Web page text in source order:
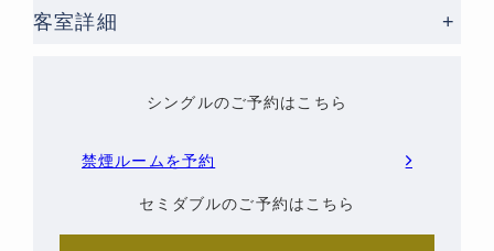
客室詳細 +
シングルのご予約はこちら
禁煙ルームを予約
セミダブルのご予約はこちら